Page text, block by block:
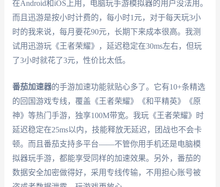
在Android和iOS上用，电脑玩手游模拟器的用户没法用。
而且迅游是按小时计费的，每小时1元，对于每天玩3小
时的我来说，每月要花90元，长期下来成本很高。我测
试用迅游玩《王者荣耀》，延迟稳定在30ms左右，但玩
了3小时就花了3元，性价比太低。
番茄加速器的手游加速功能就贴心多了。它有10+条精选
的回国游戏专线，覆盖《王者荣耀》《和平精英》《原
神》等热门手游，独享100M带宽。我玩《王者荣耀》时
延迟稳定在25ms以内，技能释放无延迟，团战也不会卡
顿。而且番茄支持多平台——不管你用手机还是电脑模
拟器玩手游，都能享受同样的加速效果。另外，番茄的
数据安全加密做得好，采用专线传输，不用担心账号被